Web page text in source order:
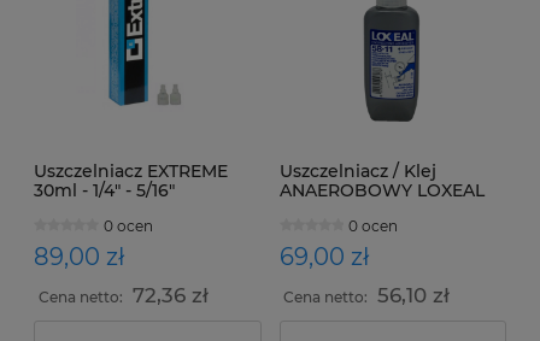
Uszczelniacz EXTREME
30ml - 1/4" - 5/16"
0 ocen
89,00 zł
Cena netto: 72,36 zł
Uszczelniacz / Klej
ANAEROBOWY LOXEAL
0 ocen
69,00 zł
Cena netto: 56,10 zł